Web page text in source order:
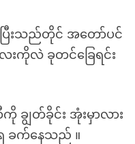
ပြီးသည်တိုင် အတော်ပင်
းကိုလဲ ခုတင်ခြေရင်း
ချွတ်ခိုင်း အုံးမှာလား
ခက်နေသည် ။